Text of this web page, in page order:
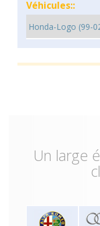
Véhicules::
Un large